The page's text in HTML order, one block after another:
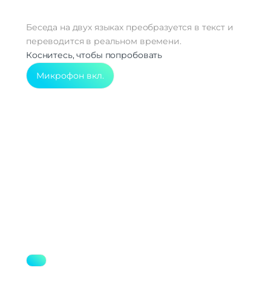
Беседа на двух языках преобразуется в текст и
переводится в реальном времени.
Коснитесь, чтобы попробовать
Микрофон вкл.